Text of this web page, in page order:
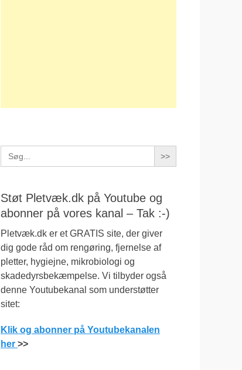
Search
for:
Støt Pletvæk.dk på Youtube og
abonner på vores kanal – Tak :-)
Pletvæk.dk er et GRATIS site, der giver
dig gode råd om rengøring, fjernelse af
pletter, hygiejne, mikrobiologi og
skadedyrsbekæmpelse. Vi tilbyder også
denne Youtubekanal som understøtter
sitet:
Klik og abonner på Youtubekanalen
her >>